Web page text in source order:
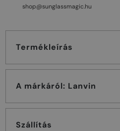
shop@sunglassmagic.hu
Termékleírás
A márkáról: Lanvin
Szállítás